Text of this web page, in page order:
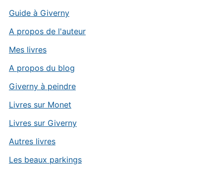
Guide à Giverny
A propos de l'auteur
Mes livres
A propos du blog
Giverny à peindre
Livres sur Monet
Livres sur Giverny
Autres livres
Les beaux parkings